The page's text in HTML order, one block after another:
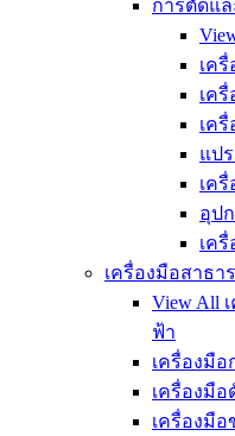
การตัดแ
เค
เค
เค
แป
เค
อุป
เค
เครื่องมือสาธ
View All
ฟ้า
เครื่องมือ
เครื่องมื
เครื่องมื